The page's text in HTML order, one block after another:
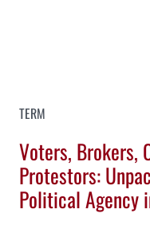
TERM
Voters, Brokers,
Protestors:
Political Agency